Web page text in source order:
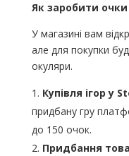
Як заробити очки
У магазині вам
але для покупки
окуляри.
Купівля ігор у
придбану гру
до 150 очок.
Придбання